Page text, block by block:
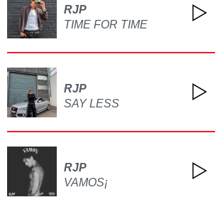
RJP
TIME FOR TIME
RJP
SAY LESS
RJP
VAMOS¡